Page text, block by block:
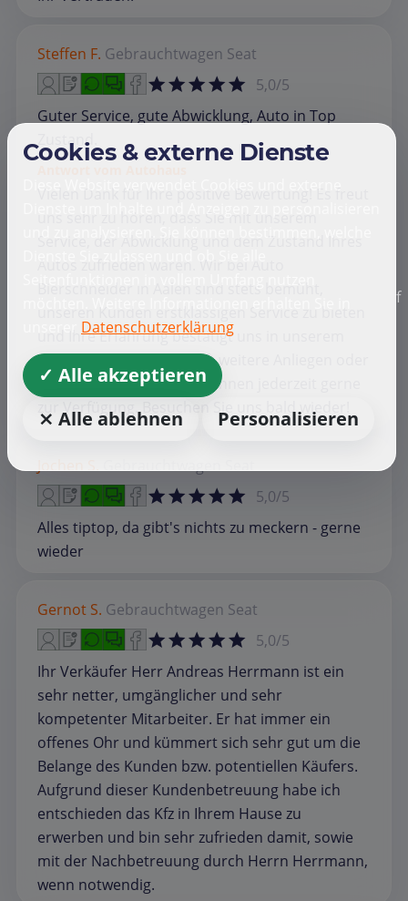
Steffen F. Gebrauchtwagen Seat
5,0/5
Guter Service, gute Abwicklung, Auto in Top
Zustand.
Vielen Dank für Ihre positive Bewertung! Es freut
uns sehr zu hören, dass Sie mit unserem
Service, der Abwicklung und dem Zustand Ihres
Autos zufrieden waren. Wir bei Auto
Bierschneider in Aalen sind stets bemüht,
unseren Kunden erstklassigen Service zu bieten
und Ihre Erfahrung bestätigt uns in unserem
Tun. Sollten Sie in Zukunft weitere Anliegen oder
Fragen haben, stehen wir Ihnen jederzeit gerne
zur Verfügung. Besuchen Sie uns bald wieder!
Jochen S.
5,0/5
Alles tiptop, da gibt's nichts zu meckern - gerne
wieder
Gernot S. Gebrauchtwagen Seat
5,0/5
Ihr Verkäufer Herr Andreas Herrmann ist ein
sehr netter, umgänglicher und sehr
kompetenter Mitarbeiter. Er hat immer ein
offenes Ohr und kümmert sich sehr gut um die
Belange des Kunden bzw. potentiellen Käufers.
Aufgrund dieser Kundenbetreuung habe ich
entschieden das Kfz in Ihrem Hause zu
erwerben und bin sehr zufrieden damit, sowie
mit der Nachbetreuung durch Herrn Herrmann,
wenn notwendig.
Cookies & externe Dienste
Diese Website verwendet Cookies und externe
Dienste um Inhalte und Anzeigen zu personalisieren
Seitenfunktionen in vollem Umfang nutzen
Datenschutzerklärung
✓ Alle akzeptieren
⨯ Alle ablehnen
Personalisieren
f